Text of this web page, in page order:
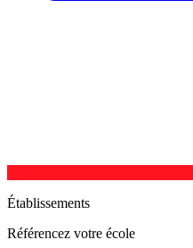
Établissements
Référencez votre école